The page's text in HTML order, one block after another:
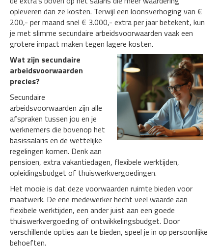
opleveren dan ze kosten. Terwijl een loonsverhoging van €
200,- per maand snel € 3.000,- extra per jaar betekent, kun
je met slimme secundaire arbeidsvoorwaarden vaak een
grotere impact maken tegen lagere kosten.
Wat zijn secundaire
arbeidsvoorwaarden
precies?
Secundaire
arbeidsvoorwaarden zijn alle
afspraken tussen jou en je
werknemers die bovenop het
basissalaris en de wettelijke
regelingen komen. Denk aan
pensioen, extra vakantiedagen, flexibele werktijden,
opleidingsbudget of thuiswerkvergoedingen.
Het mooie is dat deze voorwaarden ruimte bieden voor
maatwerk. De ene medewerker hecht veel waarde aan
flexibele werktijden, een ander juist aan een goede
thuiswerkvergoeding of ontwikkelingsbudget. Door
verschillende opties aan te bieden, speel je in op persoonlijke
behoeften.